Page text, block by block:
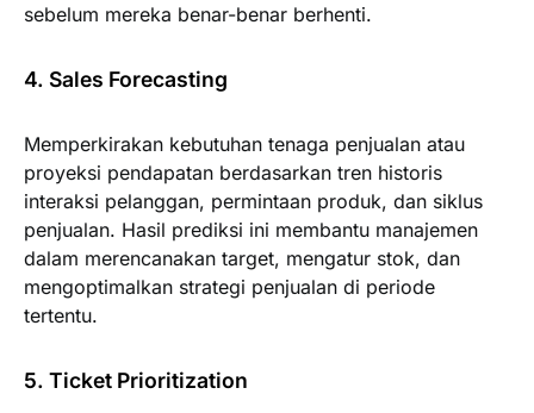
sebelum mereka benar-benar berhenti.
4. Sales Forecasting
Memperkirakan kebutuhan tenaga penjualan atau
proyeksi pendapatan berdasarkan tren historis
interaksi pelanggan, permintaan produk, dan siklus
penjualan. Hasil prediksi ini membantu manajemen
dalam merencanakan target, mengatur stok, dan
mengoptimalkan strategi penjualan di periode
tertentu.
5. Ticket Prioritization